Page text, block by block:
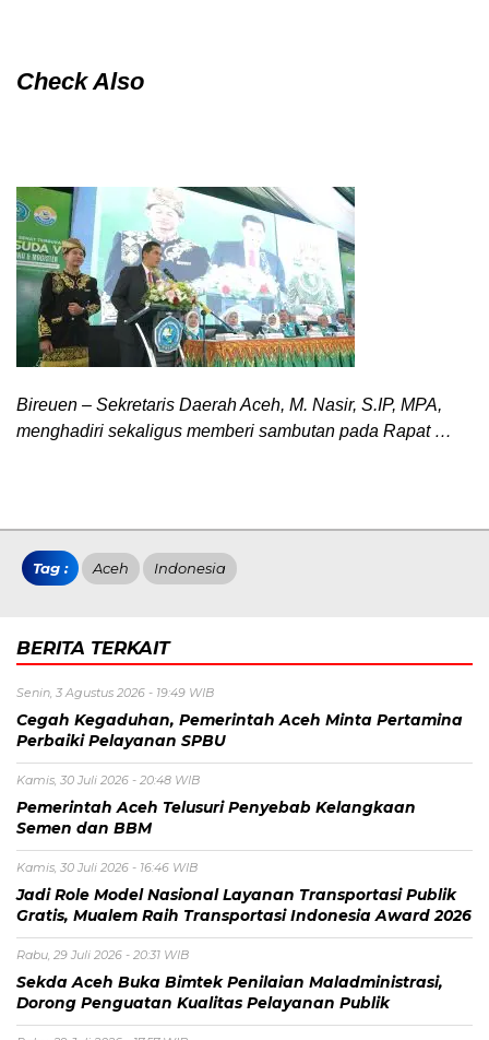
Check Also
Bireuen – Sekretaris Daerah Aceh, M. Nasir, S.IP, MPA,
menghadiri sekaligus memberi sambutan pada Rapat …
Tag : Aceh Indonesia
BERITA TERKAIT
Senin, 3 Agustus 2026 - 19:49 WIB
Cegah Kegaduhan, Pemerintah Aceh Minta Pertamina
Perbaiki Pelayanan SPBU
Kamis, 30 Juli 2026 - 20:48 WIB
Pemerintah Aceh Telusuri Penyebab Kelangkaan
Semen dan BBM
Kamis, 30 Juli 2026 - 16:46 WIB
Jadi Role Model Nasional Layanan Transportasi Publik
Gratis, Mualem Raih Transportasi Indonesia Award 2026
Rabu, 29 Juli 2026 - 20:31 WIB
Sekda Aceh Buka Bimtek Penilaian Maladministrasi,
Dorong Penguatan Kualitas Pelayanan Publik